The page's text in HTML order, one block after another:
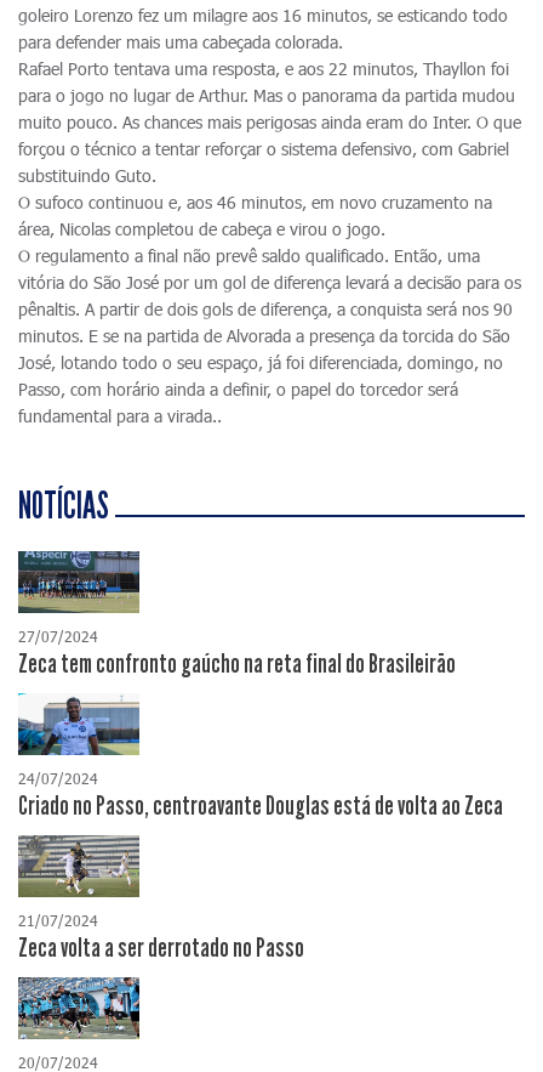
goleiro Lorenzo fez um milagre aos 16 minutos, se esticando todo
para defender mais uma cabeçada colorada.
Rafael Porto tentava uma resposta, e aos 22 minutos, Thayllon foi
para o jogo no lugar de Arthur. Mas o panorama da partida mudou
muito pouco. As chances mais perigosas ainda eram do Inter. O que
forçou o técnico a tentar reforçar o sistema defensivo, com Gabriel
substituindo Guto.
O sufoco continuou e, aos 46 minutos, em novo cruzamento na
área, Nicolas completou de cabeça e virou o jogo.
O regulamento a final não prevê saldo qualificado. Então, uma
vitória do São José por um gol de diferença levará a decisão para os
pênaltis. A partir de dois gols de diferença, a conquista será nos 90
minutos. E se na partida de Alvorada a presença da torcida do São
José, lotando todo o seu espaço, já foi diferenciada, domingo, no
Passo, com horário ainda a definir, o papel do torcedor será
fundamental para a virada..
NOTÍCIAS
27/07/2024
Zeca tem confronto gaúcho na reta final do Brasileirão
24/07/2024
Criado no Passo, centroavante Douglas está de volta ao Zeca
21/07/2024
Zeca volta a ser derrotado no Passo
20/07/2024